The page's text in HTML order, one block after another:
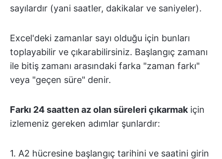
sayılardır (yani saatler, dakikalar ve saniyeler).
Excel'deki zamanlar sayı olduğu için bunları
toplayabilir ve çıkarabilirsiniz. Başlangıç zamanı
ile bitiş zamanı arasındaki farka "zaman farkı"
veya "geçen süre" denir.
Farkı 24 saatten az olan süreleri çıkarmak için
izlemeniz gereken adımlar şunlardır:
1. A2 hücresine başlangıç tarihini ve saatini girin